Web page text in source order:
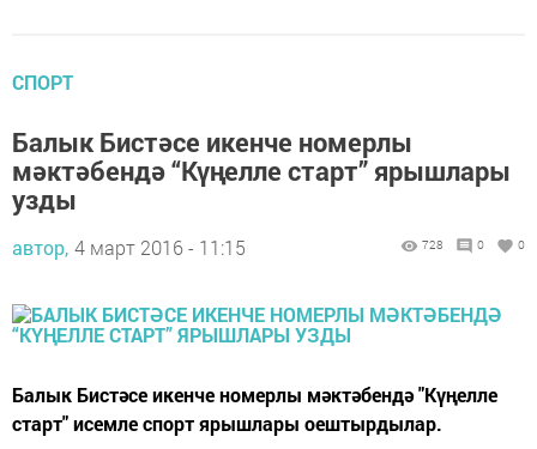
СПОРТ
Балык Бистәсе икенче номерлы
мәктәбендә “Күңелле старт” ярышлары
узды
автор, 4 март 2016 - 11:15 728 0 0
Балык Бистәсе икенче номерлы мәктәбендә "Күңелле
старт" исемле спорт ярышлары оештырдылар.